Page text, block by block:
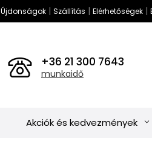
Újdonságok| Szállítás | Elérhetőségek|
+36 21 300 7643
munkaidő
Akciók és kedvezmények